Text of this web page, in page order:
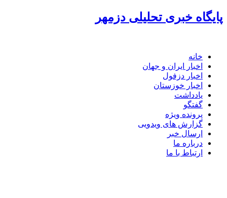
پرش
به
پایگاه خبری تحلیلی دزمهر
خانه
اخبار ایران و جهان
اخبار دزفول
اخبار خوزستان
یادداشت
گفتگو
پرونده ویژه
گزارش های ویدویی
ارسال خبر
درباره ما
ارتباط با ما